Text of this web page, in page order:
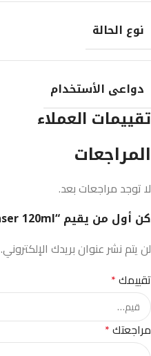
نوع الحالة
دواعى الأستخدام
تقييمات العملاء
المراجعات
لا توجد مراجعات بعد.
كن أول من يقيم “Ventamor Facial Cleanser 120ml”
لن يتم نشر عنوان بريدك الإلكتروني.
تقييمك*
مراجعتك*